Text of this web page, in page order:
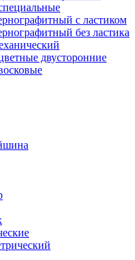
с ластиком
без ластика
двусторонние